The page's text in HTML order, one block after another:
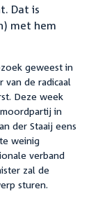
Dat is
met hem
geweest in
de radicaal
Deze week
in
der Staaij eens
weinig
verband
zal de
sturen.